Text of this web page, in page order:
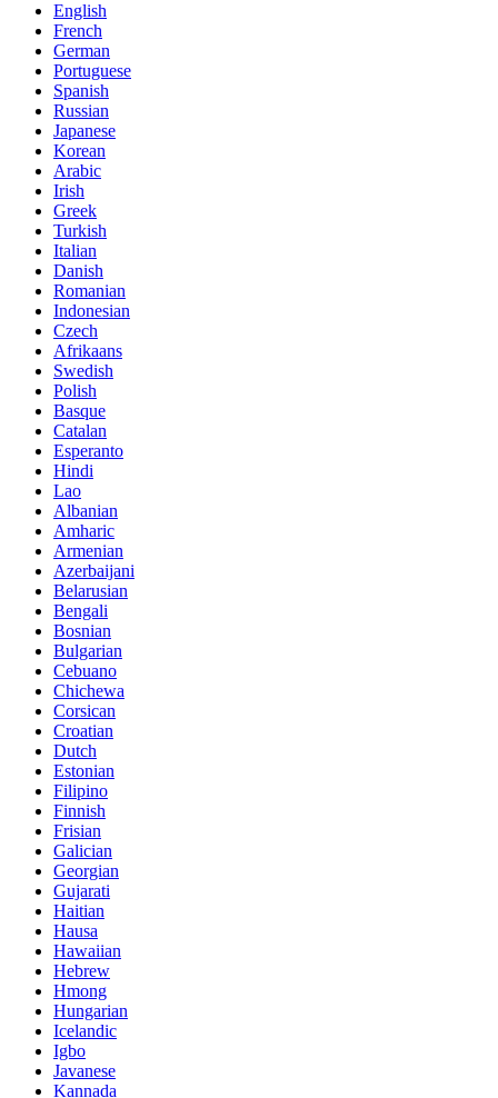
English
French
German
Portuguese
Spanish
Russian
Japanese
Korean
Arabic
Irish
Greek
Turkish
Italian
Danish
Romanian
Indonesian
Czech
Afrikaans
Swedish
Polish
Basque
Catalan
Esperanto
Hindi
Lao
Albanian
Amharic
Armenian
Azerbaijani
Belarusian
Bengali
Bosnian
Bulgarian
Cebuano
Chichewa
Corsican
Croatian
Dutch
Estonian
Filipino
Finnish
Frisian
Galician
Georgian
Gujarati
Haitian
Hausa
Hawaiian
Hebrew
Hmong
Hungarian
Icelandic
Igbo
Javanese
Kannada